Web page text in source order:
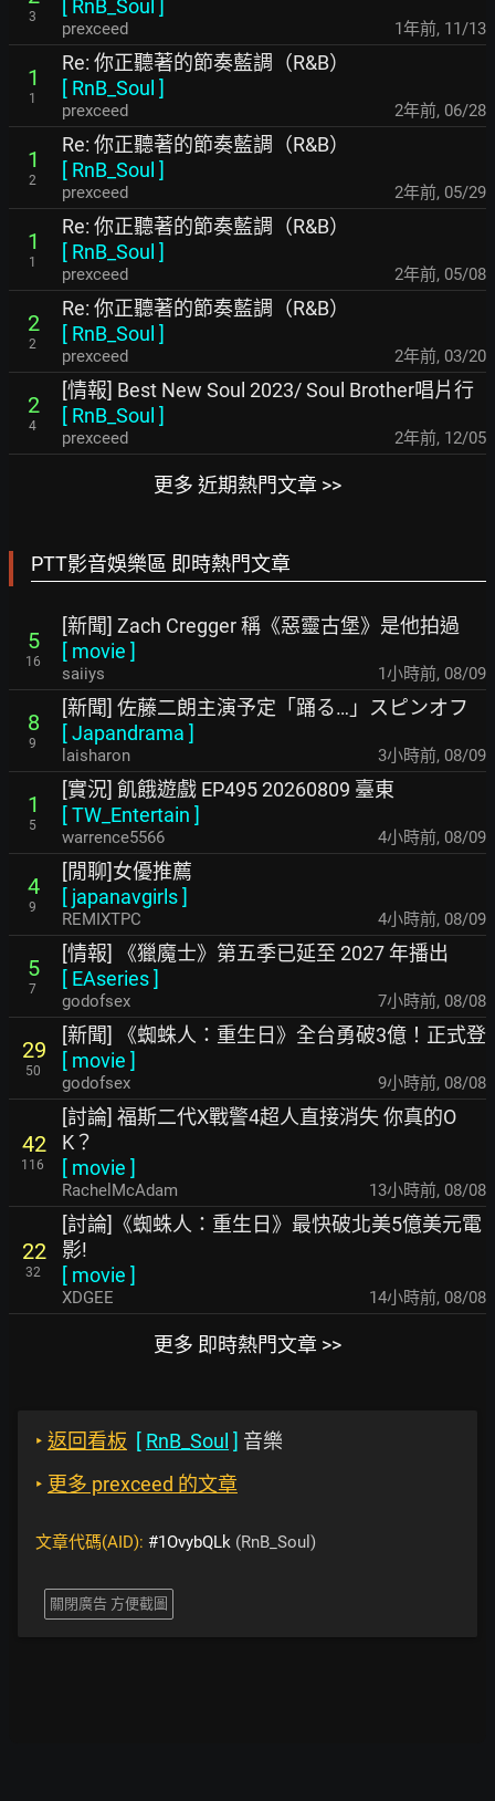
3
[ RnB_Soul ]
prexceed 1年前, 11/13
1
1
Re: 你正聽著的節奏藍調（R&B）
[ RnB_Soul ]
prexceed 2年前, 06/28
1
2
Re: 你正聽著的節奏藍調（R&B）
[ RnB_Soul ]
prexceed 2年前, 05/29
1
1
Re: 你正聽著的節奏藍調（R&B）
[ RnB_Soul ]
prexceed 2年前, 05/08
2
2
Re: 你正聽著的節奏藍調（R&B）
[ RnB_Soul ]
prexceed 2年前, 03/20
2
4
[情報] Best New Soul 2023/ Soul Brother唱片行
[ RnB_Soul ]
prexceed 2年前, 12/05
更多 近期熱門文章 >>
PTT影音娛樂區 即時熱門文章
5
16
[新聞] Zach Cregger 稱《惡靈古堡》是他拍過
[ movie ]
saiiys 1小時前, 08/09
8
9
[新聞] 佐藤二朗主演予定「踊る…」スピンオフ
[Japandrama ]
laisharon 3小時前, 08/09
1
5
[實況] 飢餓遊戲 EP495 20260809 臺東
[TW_Entertain ]
warrence5566 4小時前, 08/09
4
9
[閒聊]女優推薦
[ japanavgirls]
REMIXTPC 4小時前, 08/09
5
7
[情報] 《獵魔士》第五季已延至 2027 年播出
[ EAseries]
godofsex 7小時前, 08/08
29
50
[新聞] 《蜘蛛人：重生日》全台勇破3億！正式登
[ movie ]
godofsex 9小時前, 08/08
42
116
[討論] 福斯二代X戰警4超人直接消失 你真的O
K？
[ movie ]
RachelMcAdam 13小時前, 08/08
22
32
[討論]《蜘蛛人：重生日》最快破北美5億美元電
影!
[ movie ]
XDGEE 14小時前, 08/08
更多 即時熱門文章 >>
‣ 返回看板 [ RnB_Soul ] 音樂
‣ 更多 prexceed 的文章
文章代碼(AID): #1OvybQLk (RnB_Soul)
關閉廣告 方便截圖